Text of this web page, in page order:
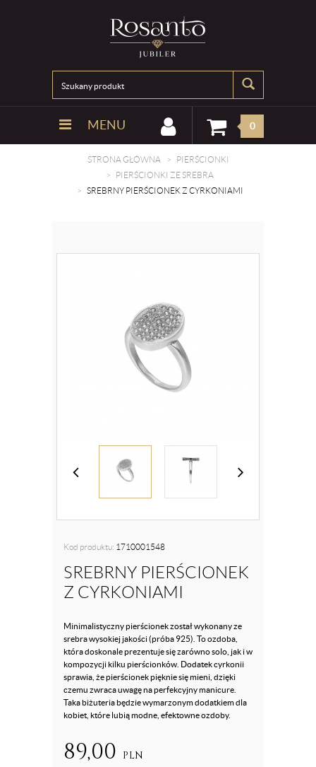
MENU 0
STRONA GŁÓWNA
PIERŚCIONKI
PIERŚCIONKI ZE SREBRA
SREBRNY PIERŚCIONEK Z CYRKONIAMI
Kod produktu: 1710001548
SREBRNY PIERŚCIONEK
Z CYRKONIAMI
Minimalistyczny pierścionek został wykonany ze
srebra wysokiej jakości (próba 925). To ozdoba,
która doskonale prezentuje się zarówno solo, jak i w
kompozycji kilku pierścionków. Dodatek cyrkonii
sprawia, że pierścionek pięknie się mieni, dzięki
czemu zwraca uwagę na perfekcyjny manicure.
Taka biżuteria będzie wymarzonym dodatkiem dla
kobiet, które lubią modne, efektowne ozdoby.
89,00 PLN